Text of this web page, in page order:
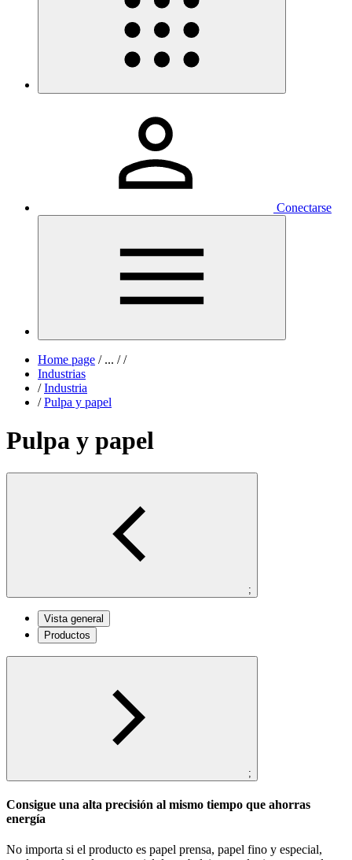
Conectarse
Home page /... / /
Industrias
/ Industria
/ Pulpa y papel
Pulpa y papel
;
Vista general
Productos
;
Consigue una alta precisión al mismo tiempo que ahorras
energía
No importa si el producto es papel prensa, papel fino y especial,